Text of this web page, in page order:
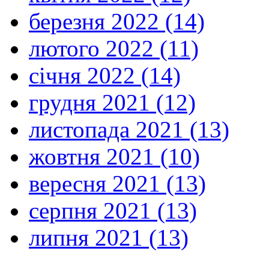
березня 2022 (14)
лютого 2022 (11)
січня 2022 (14)
грудня 2021 (12)
листопада 2021 (13)
жовтня 2021 (10)
вересня 2021 (13)
серпня 2021 (13)
липня 2021 (13)